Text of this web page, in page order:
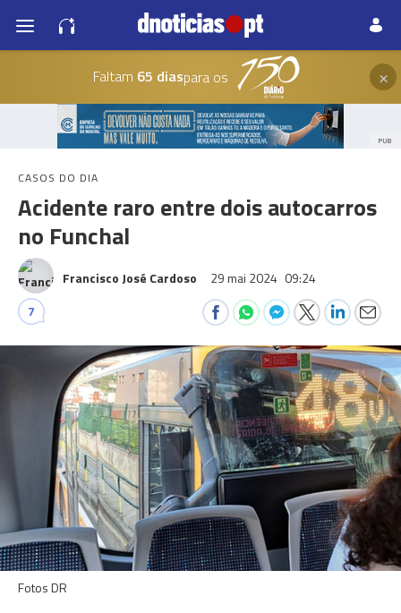
Faltam 65 diaspara os ×
PUB
CASOS DO DIA
Acidente raro entre dois autocarros
no Funchal
Francisco José Cardoso 29 mai 2024 09:24
7
Fotos DR